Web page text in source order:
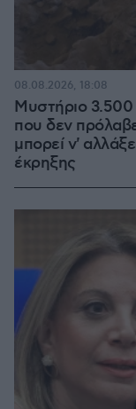
Μυστήριο 3.500
που δεν
μπορεί ν'
έκρηξης
08.08.2026, 18:08